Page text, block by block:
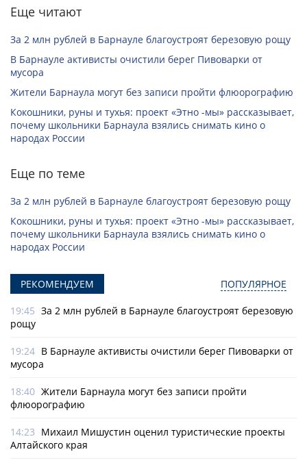
Еще читают
За 2 млн рублей в Барнауле благоустроят березовую рощу
В Барнауле активисты очистили берег Пивоварки от
мусора
Жители Барнаула могут без записи пройти флюорографию
Кокошники, руны и тухья: проект «Этно -мы» рассказывает,
почему школьники Барнаула взялись снимать кино о
народах России
Еще по теме
За 2 млн рублей в Барнауле благоустроят березовую рощу
Кокошники, руны и тухья: проект «Этно -мы» рассказывает,
почему школьники Барнаула взялись снимать кино о
народах России
РЕКОМЕНДУЕМ ПОПУЛЯРНОЕ
19:45 За 2 млн рублей в Барнауле благоустроят березовую
рощу
19:24 В Барнауле активисты очистили берег Пивоварки от
мусора
18:40 Жители Барнаула могут без записи пройти
флюорографию
14:23 Михаил Мишустин оценил туристические проекты
Алтайского края